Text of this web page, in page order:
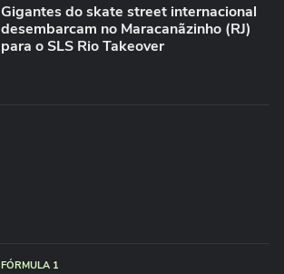
Gigantes do skate street internacional
desembarcam no Maracanãzinho (RJ)
para o SLS Rio Takeover
FÓRMULA 1